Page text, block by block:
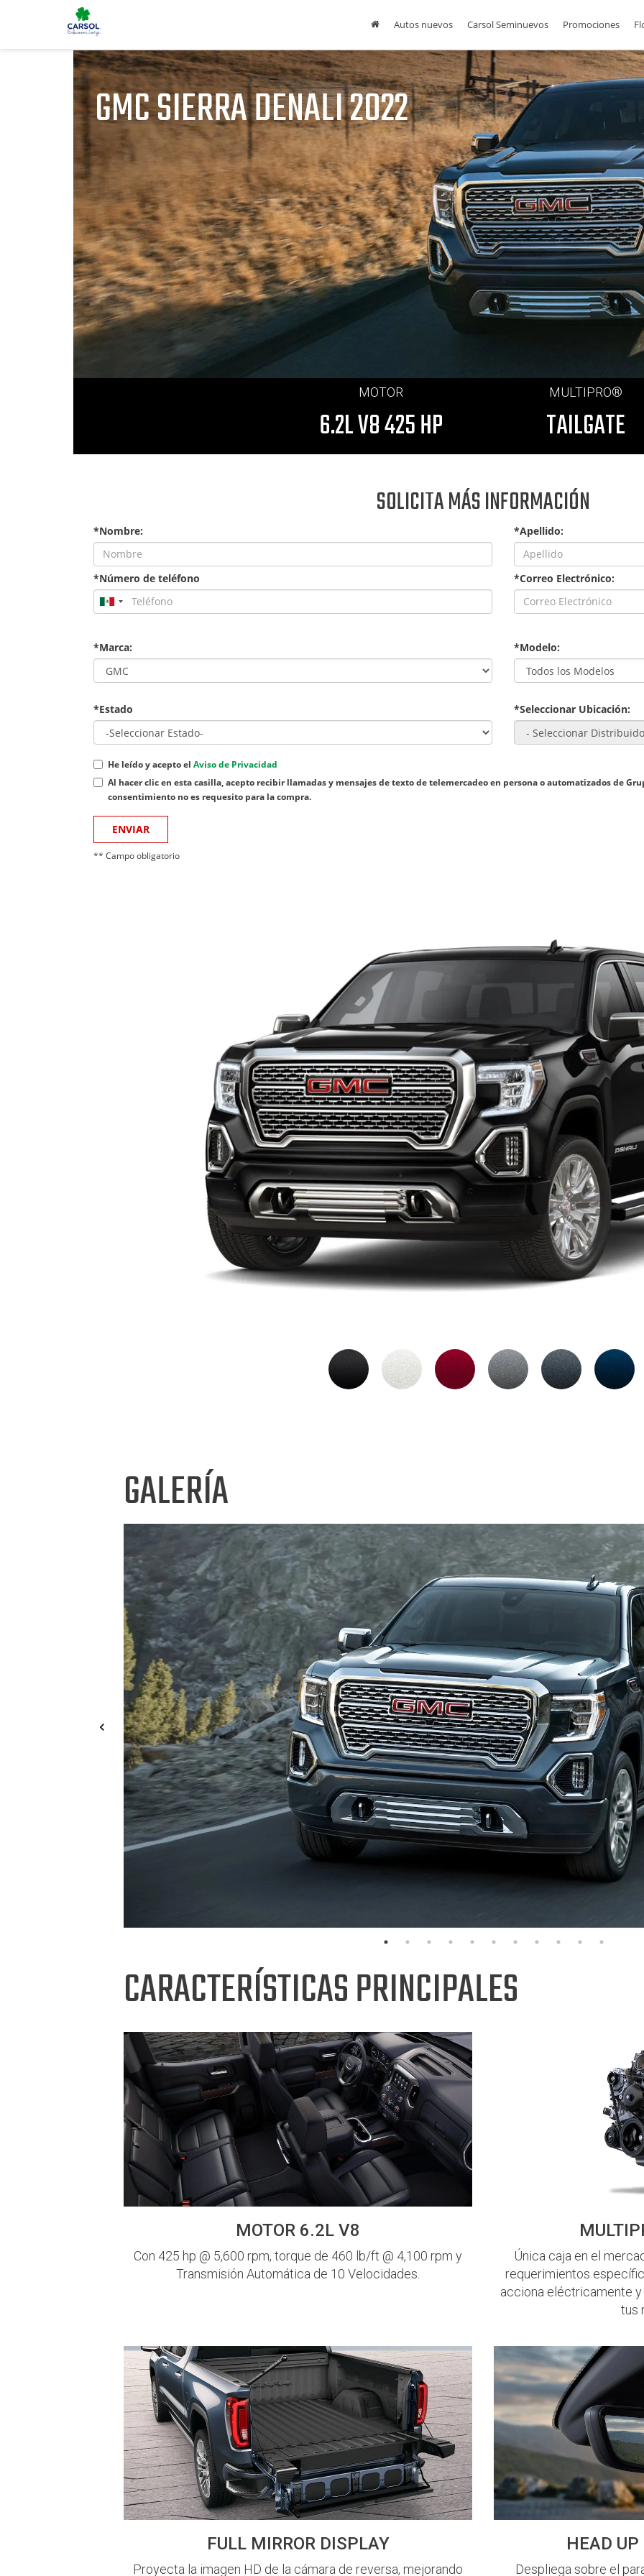
Autos nuevos Carsol Seminuevos Promociones
GMC SIERRA DENALI 2022
MOTOR
6.2L V8 425 HP
MULTIPRO®
TAILGATE
SOLICITA MÁS INFORMACIÓN
*Nombre: *Apellido:
*Número de teléfono *Correo Electrónico:
*Marca: *Modelo:
*Estado *Seleccionar Ubicación:
He leído y acepto el Aviso de Privacidad
Al hacer clic en esta casilla, acepto recibir llamadas y mensajes de texto de telemercadeo en persona o automatizados de
consentimiento no es requesito para la compra.
ENVIAR
** Campo obligatorio
GALERÍA
CARACTERÍSTICAS PRINCIPALES
MOTOR 6.2L V8
Con 425 hp @ 5,600 rpm, torque de 460 lb/ft @ 4,100 rpm y
Transmisión Automática de 10 Velocidades.
Única caja en el
requerimientos
acciona eléctricamente
tus
FULL MIRROR DISPLAY
Proyecta la imagen HD de la cámara de reversa, mejorando
HEAD
Despliega sobre el